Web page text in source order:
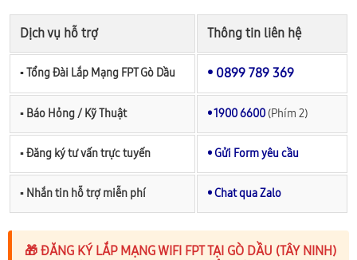
Dịch vụ hỗ trợ Thông tin liên hệ
▪︎ Tổng Đài Lắp Mạng FPT Gò Dầu • 0899 789 369
▪︎ Báo Hỏng / Kỹ Thuật • 1900 6600 (Phím 2)
▪︎ Đăng ký tư vấn trực tuyến • Gửi Form yêu cầu
▪︎ Nhắn tin hỗ trợ miễn phí • Chat qua Zalo
🎁 ĐĂNG KÝ LẮP MẠNG WIFI FPT TẠI GÒ DẦU (TÂY NINH)